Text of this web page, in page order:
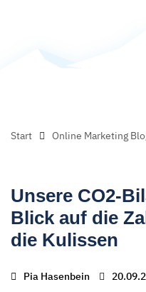
Start Online Marketing
Unsere CO2-
Blick auf die
die Kulissen
Pia Hasenbein